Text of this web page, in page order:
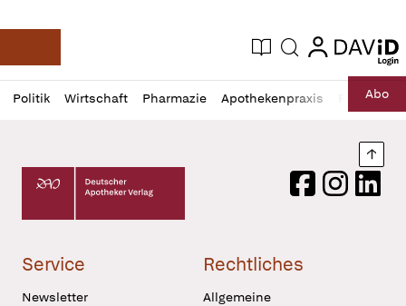
Deutsche Apotheker Zeitung
Aktuelle Ausgabe
Suche login
login
Politik Wirtschaft Pharmazie Apothekenpraxis RechtAbo
Profil
öffnen
Daz
Pur
Deutscher Apotheker Verlag Logo
FacebookInstagram
Service
Newsletter
Rechtliches
Allgemeine